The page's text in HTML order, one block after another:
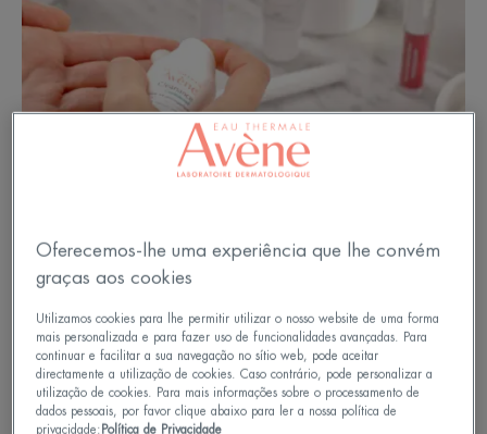
Regra número 1: organização
Em primeiro lugar, mesmo que não tenha mais de
5 minutos para fazer a sua maquilhagem, tire o
Oferecemos-lhe uma experiência que lhe convém
graças aos cookies
Utilizamos cookies para lhe permitir utilizar o nosso website de uma forma
mais personalizada e para fazer uso de funcionalidades avançadas. Para
continuar e facilitar a sua navegação no sítio web, pode aceitar
directamente a utilização de cookies. Caso contrário, pode personalizar a
utilização de cookies. Para mais informações sobre o processamento de
dados pessoais, por favor clique abaixo para ler a nossa política de
privacidade: Política de Privacidade